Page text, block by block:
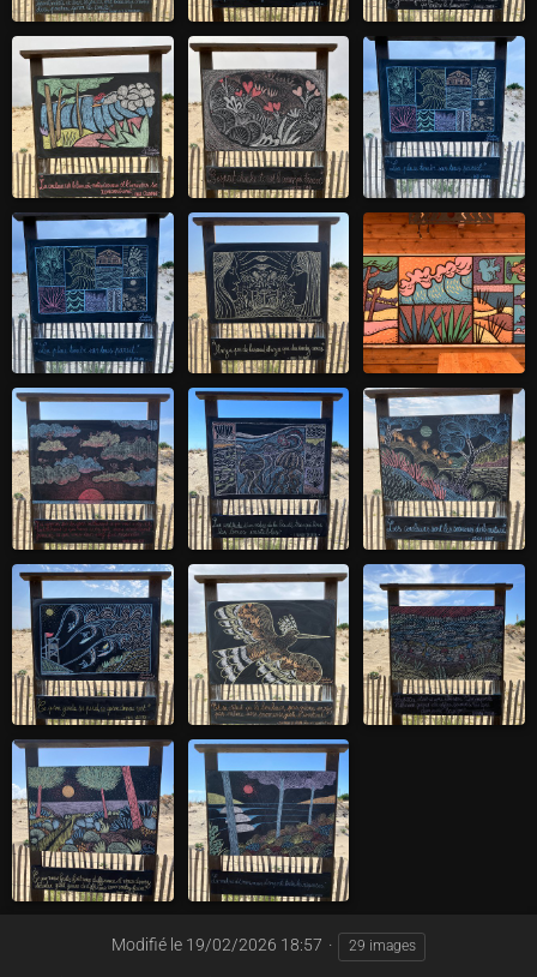
Modifié le 19/02/2026 18:57 29 images